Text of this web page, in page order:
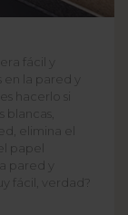
fácil y
la pared y
hacerlo si
elimina el
papel
pared y
fácil, verdad?